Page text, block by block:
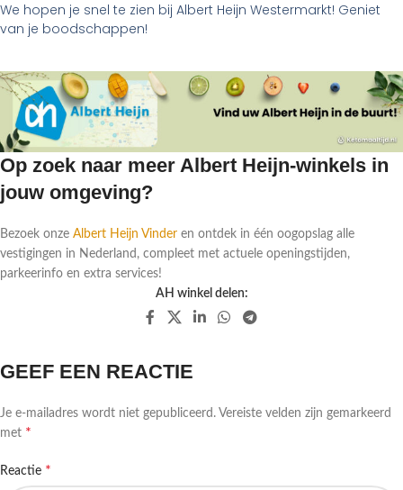
We hopen je snel te zien bij Albert Heijn Westermarkt! Geniet
van je boodschappen!
Op zoek naar meer Albert Heijn-winkels in
jouw omgeving?
Bezoek onze Albert Heijn Vinder en ontdek in één oogopslag alle
vestigingen in Nederland, compleet met actuele openingstijden,
parkeerinfo en extra services!
AH winkel delen:
GEEF EEN REACTIE
Je e-mailadres wordt niet gepubliceerd. Vereiste velden zijn gemarkeerd
met *
Reactie *